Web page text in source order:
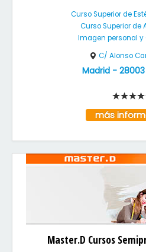
Curso Superior de
Curso Superior de
Imagen personal y
C/ Alonso
Madrid- 28003
más
Master.D Cursos